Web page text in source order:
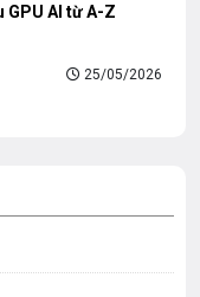
GPU AI từ A-Z
25/05/2026